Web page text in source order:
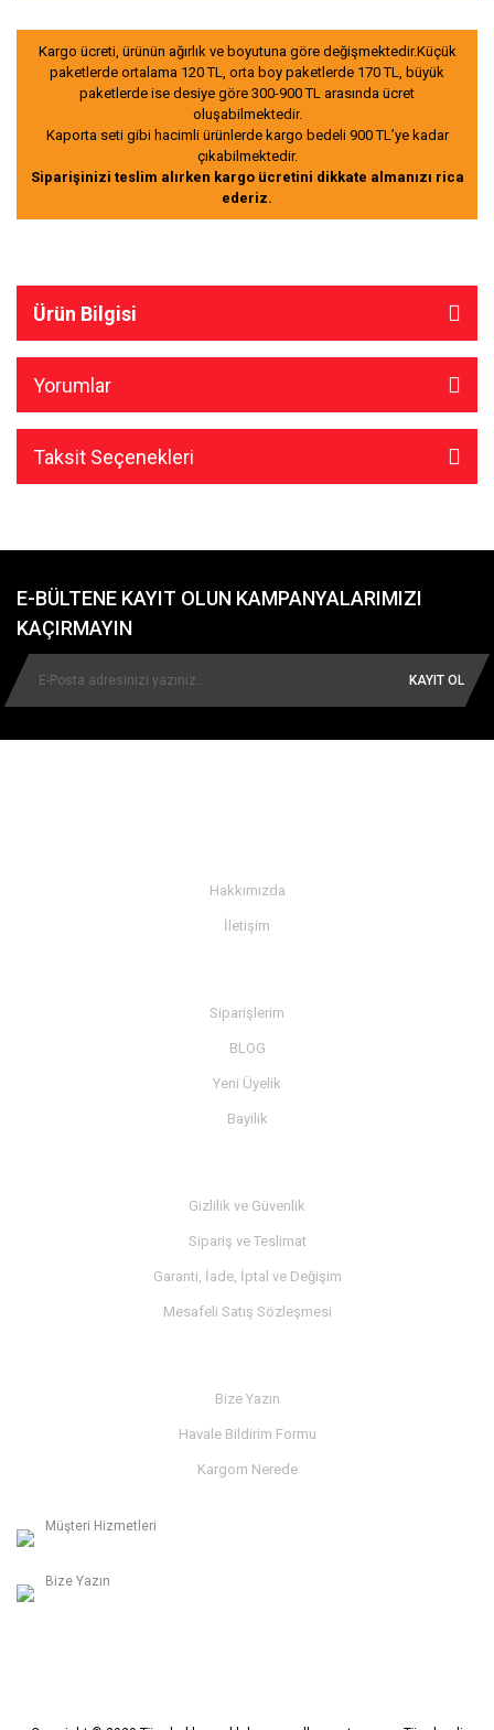
Kargo ücreti, ürünün ağırlık ve boyutuna göre değişmektedir.Küçük
paketlerde ortalama 120 TL, orta boy paketlerde 170 TL, büyük
paketlerde ise desiye göre 300-900 TL arasında ücret
oluşabilmektedir.
Kaporta seti gibi hacimli ürünlerde kargo bedeli 900 TL’ye kadar
çıkabilmektedir.
Siparişinizi teslim alırken kargo ücretini dikkate almanızı rica
ederiz.
Ürün Bilgisi
Yorumlar
Taksit Seçenekleri
E-BÜLTENE KAYIT OLUN KAMPANYALARIMIZI
KAÇIRMAYIN
KAYIT OL
Hakkımızda
İletişim
Siparişlerim
BLOG
Yeni Üyelik
Bayilik
Gizlilik ve Güvenlik
Sipariş ve Teslimat
Garanti, İade, İptal ve Değişim
Mesafeli Satış Sözleşmesi
Bize Yazın
Havale Bildirim Formu
Kargom Nerede
Müşteri Hizmetleri
Bize Yazın